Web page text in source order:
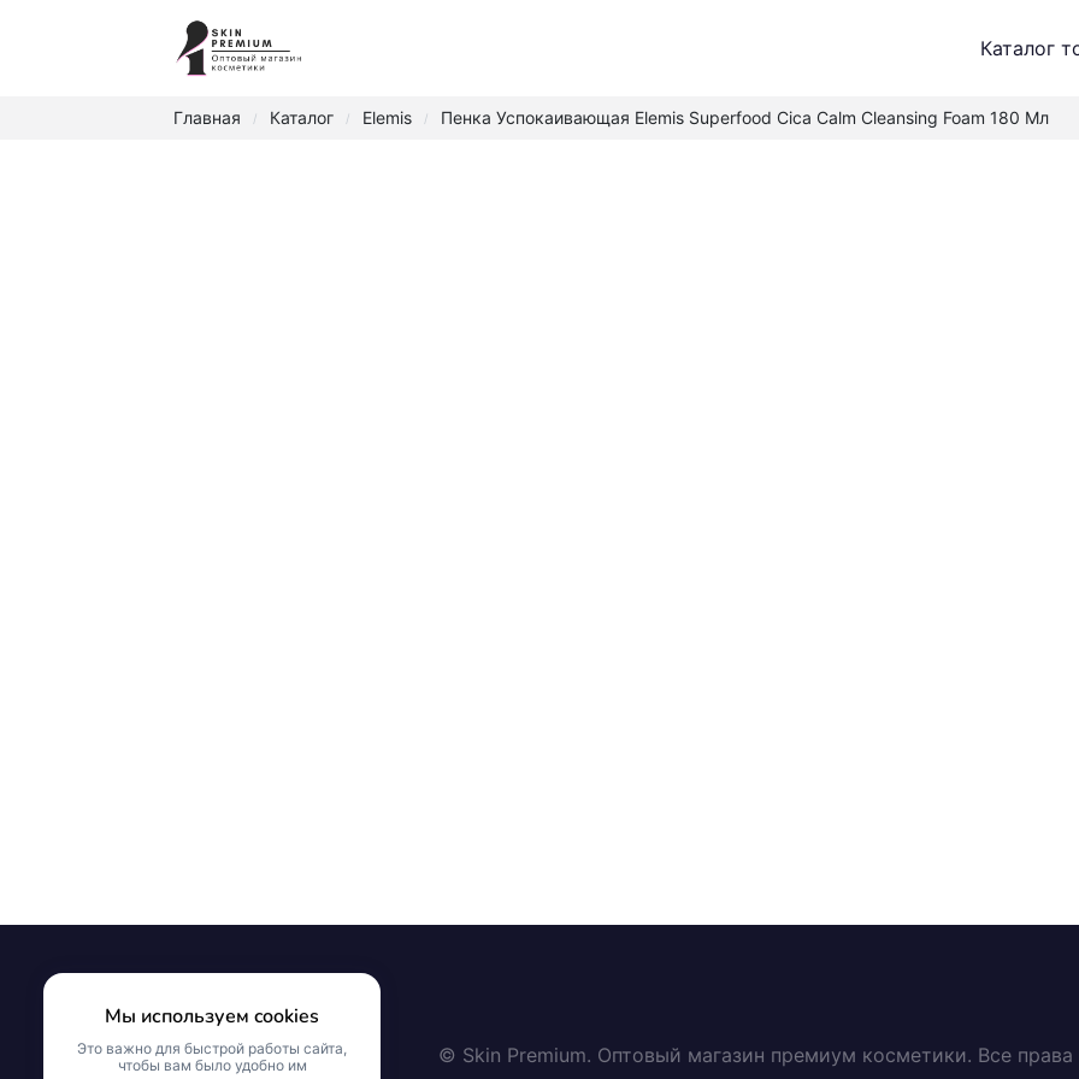
Каталог
Главная / Каталог / Elemis / Пенка Успокаивающая Elemis Superfood Cica Calm Cleansing Foam 180 Мл
© Skin Premium. Оптовый магазин премиум косметики. Все
Мы используем cookies
Это важно для быстрой работы сайта,
чтобы вам было удобно им